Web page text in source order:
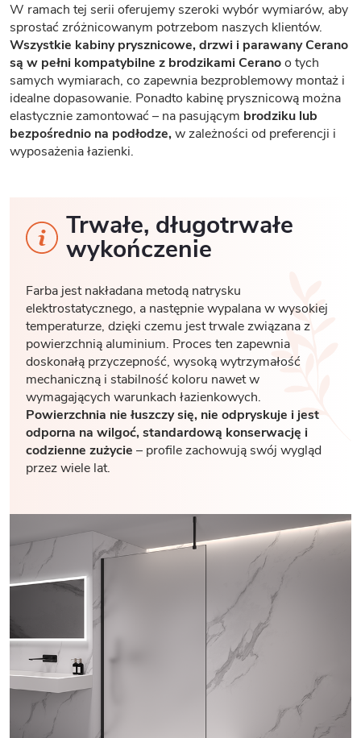
W ramach tej serii oferujemy szeroki wybór wymiarów, aby
sprostać zróżnicowanym potrzebom naszych klientów.
Wszystkie kabiny prysznicowe, drzwi i parawany Cerano
są w pełni kompatybilne z brodzikami Ceranoo tych
samych wymiarach, co zapewnia bezproblemowy montaż i
idealne dopasowanie. Ponadto kabinę prysznicową można
elastycznie zamontować – na pasującym brodziku lub
bezpośrednio na podłodze,w zależności od preferencji i
wyposażenia łazienki.
Trwałe, długotrwałe
wykończenie
Farba jest nakładana metodą natrysku
elektrostatycznego, a następnie wypalana w wysokiej
temperaturze, dzięki czemu jest trwale związana z
powierzchnią aluminium. Proces ten zapewnia
doskonałą przyczepność, wysoką wytrzymałość
mechaniczną i stabilność koloru nawet w
wymagających warunkach łazienkowych.
Powierzchnia nie łuszczy się, nie odpryskuje i jest
odporna na wilgoć, standardową konserwację i
codzienne zużycie – profile zachowują swój wygląd
przez wiele lat.